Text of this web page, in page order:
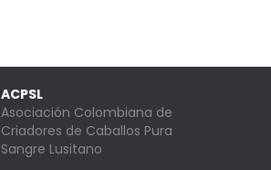
ACPSL
Asociación Colombiana de
Criadores de Caballos Pura
Sangre Lusitano